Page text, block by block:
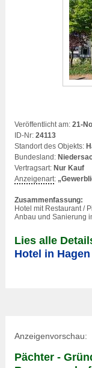
Veröffentlicht am: 21-
ID-Nr: 24113
Standort des Objekts:
Bundesland:
Vertragsart: Nur Kauf
Anzeigenart:
Zusammenfassung:
Hotel mit Restaurant /
Anbau und Sanierung
Lies alle
Hotel in
Anzeigenvorschau:
Pächter -